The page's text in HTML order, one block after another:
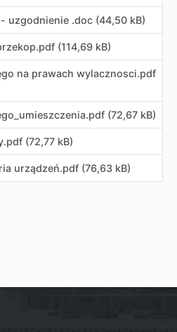
uzgodnienie .doc (44,50 kB)
(114,69 kB)
na prawach wylacznosci.pdf
(72,67 kB)
(72,77 kB)
urządzeń.pdf (76,63 kB)